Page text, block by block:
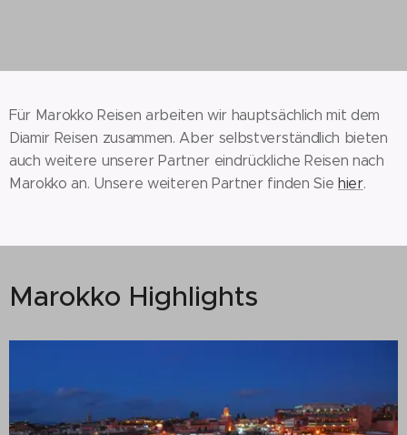
Für Marokko Reisen arbeiten wir hauptsächlich mit dem
Diamir Reisen zusammen. Aber selbstverständlich bieten
auch weitere unserer Partner eindrückliche Reisen nach
Marokko an. Unsere weiteren Partner finden Sie hier.
Marokko Highlights